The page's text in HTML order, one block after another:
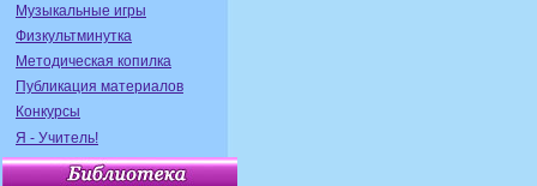
Музыкальные игры
Физкультминутка
Методическая копилка
Публикация материалов
Конкурсы
Я - Учитель!